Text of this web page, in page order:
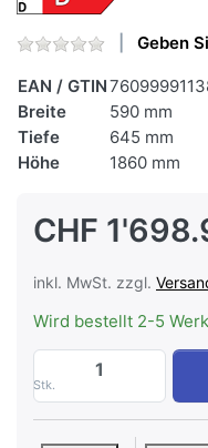
Geben
EAN / GTIN
Breite
590 mm
Tiefe
645 mm
Höhe
1860 mm
CHF
inkl. MwSt. zzgl.
Wird bestellt 2-5
Stk.